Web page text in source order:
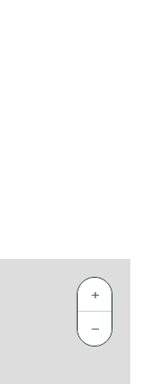
+
−